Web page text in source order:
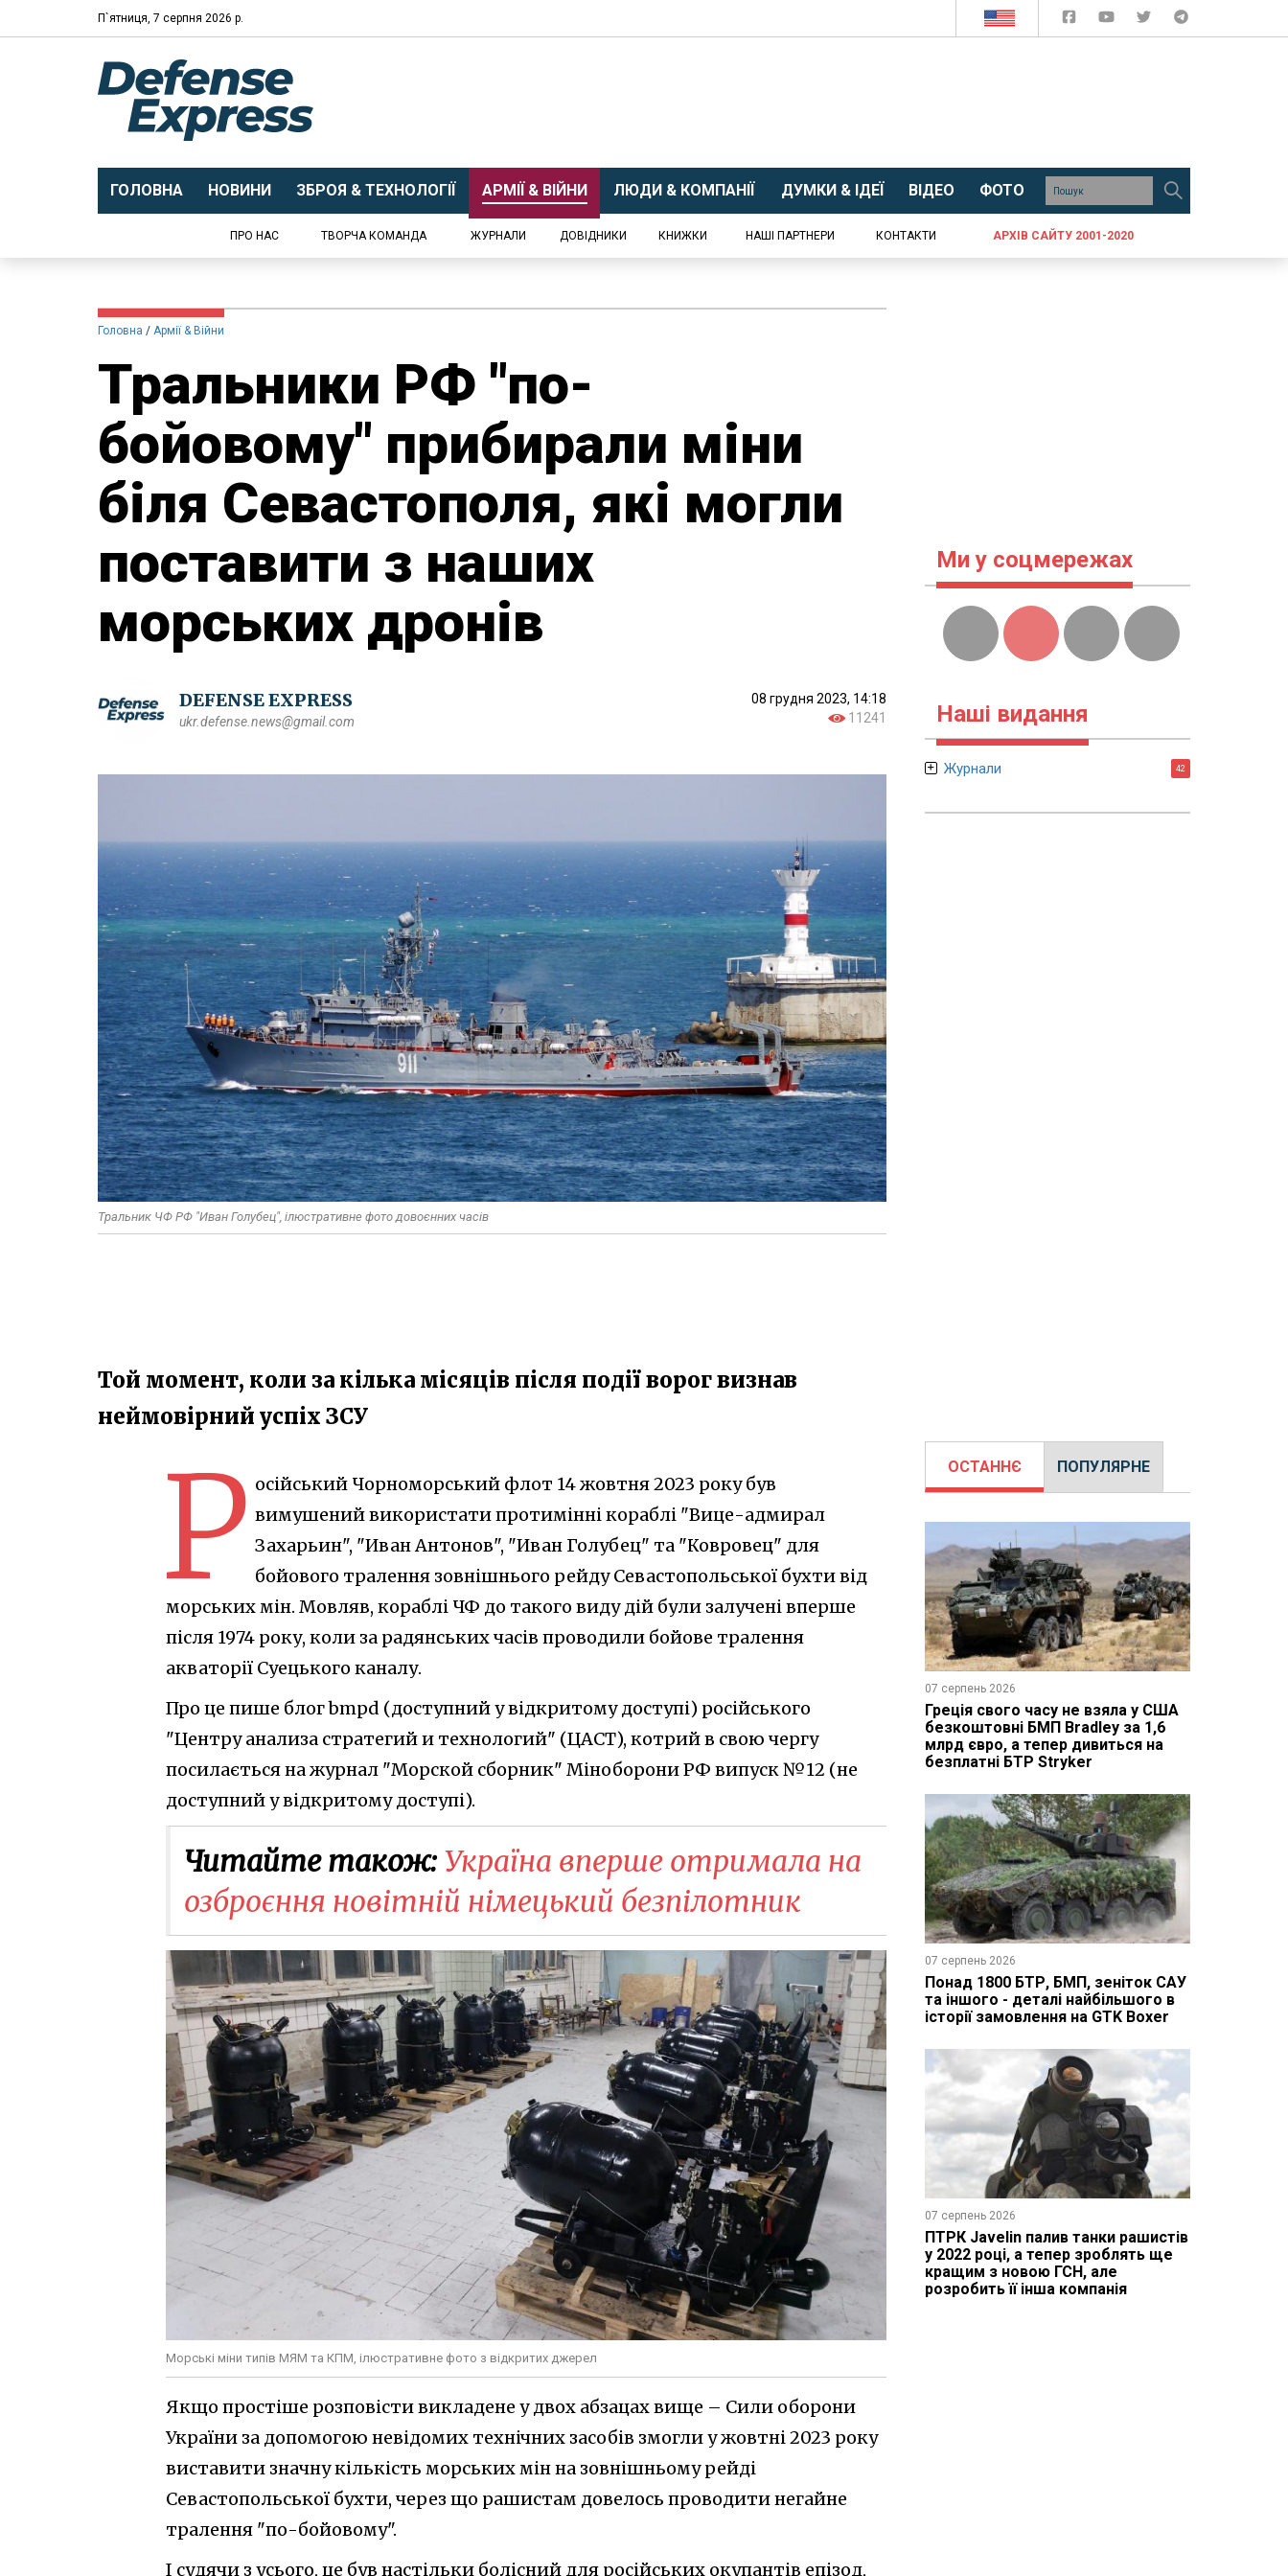
П`ятниця, 7 серпня 2026 р.
ГОЛОВНА НОВИНИ ЗБРОЯ & ТЕХНОЛОГІЇ АРМІЇ & ВІЙНИ ЛЮДИ & КОМПАНІЇ ДУМКИ & ІДЕЇ ВІДЕО ФОТО
ПРО НАС ТВОРЧА КОМАНДА ЖУРНАЛИ ДОВІДНИКИ КНИЖКИ НАШІ ПАРТНЕРИ КОНТАКТИ АРХІВ САЙТУ 2001-2020
Головна Армії & Війни
Тральники РФ "по-
бойовому" прибирали міни
біля Севастополя, які могли
поставити з наших
морських дронів
DEFENSE EXPRESS
ukr.defense.news@gmail.com
08 грудня 2023, 14:18
11241
Тральник ЧФ РФ "Иван Голубец", ілюстративне фото довоєнних часів
Той момент, коли за кілька місяців після події ворог визнав
неймовірний успіх ЗСУ
Р осійський Чорноморський флот 14 жовтня 2023 року був
вимушений використати протимінні кораблі "Вице-адмирал
Захарьин", "Иван Антонов", "Иван Голубец" та "Ковровец" для
бойового тралення зовнішнього рейду Севастопольської бухти від
морських мін. Мовляв, кораблі ЧФ до такого виду дій були залучені вперше
після 1974 року, коли за радянських часів проводили бойове тралення
акваторії Суецького каналу.
Про це пише блог bmpd (доступний у відкритому доступі) російського
"Центру анализа стратегий и технологий" (ЦАСТ), котрий в свою чергу
посилається на журнал "Морской сборник" Міноборони РФ випуск №12 (не
доступний у відкритому доступі).
Читайте також: Україна вперше отримала на
озброєння новітній німецький безпілотник
Морські міни типів МЯМ та КПМ, ілюстративне фото з відкритих джерел
Якщо простіше розповісти викладене у двох абзацах вище – Сили оборони
України за допомогою невідомих технічних засобів змогли у жовтні 2023 року
виставити значну кількість морських мін на зовнішньому рейді
Севастопольської бухти, через що рашистам довелось проводити негайне
тралення "по-бойовому".
І судячи з усього, це був настільки болісний для російських окупантів епізод,
Ми у соцмережах
Наші видання
Журнали 42
ОСТАННЄ ПОПУЛЯРНЕ
07 серпень 2026
Греція свого часу не взяла у США
безкоштовні БМП Bradley за 1,6
млрд євро, а тепер дивиться на
безплатні БТР Stryker
07 серпень 2026
Понад 1800 БТР, БМП, зеніток САУ
та іншого - деталі найбільшого в
історії замовлення на GTK Boxer
07 серпень 2026
ПТРК Javelin палив танки рашистів
у 2022 році, а тепер зроблять ще
кращим з новою ГСН, але
розробить її інша компанія